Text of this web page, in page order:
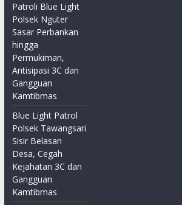
Patroli Blue Light
Polsek Nguter
Sasar Perbankan
hingga
Permukiman,
Antisipasi 3C dan
Gangguan
Kamtibmas
Blue Light Patrol
Polsek Tawangsari
Sisir Belasan
Desa, Cegah
Kejahatan 3C dan
Gangguan
Kamtibmas